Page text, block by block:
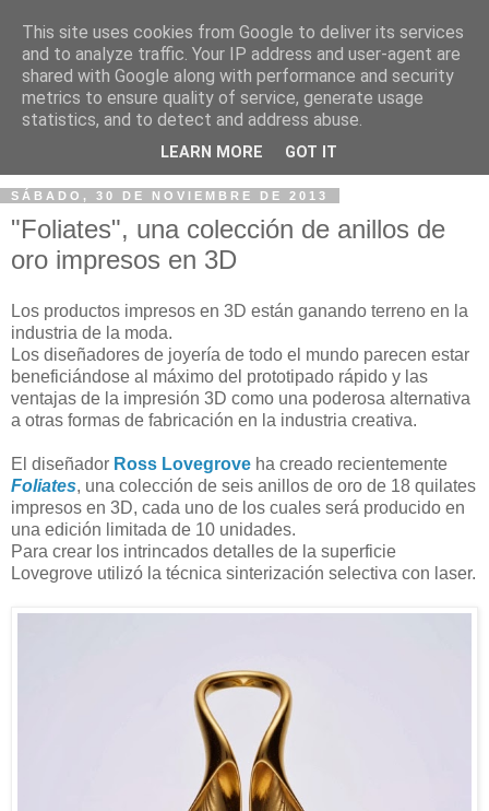
SÁBADO, 30 DE NOVIEMBRE DE 2013
"Foliates", una colección de anillos de
oro impresos en 3D
Los productos impresos en 3D están ganando terreno en la
industria de la moda.
Los diseñadores de joyería de todo el mundo parecen estar
beneficiándose al máximo del prototipado rápido y las
ventajas de la impresión 3D como una poderosa alternativa
a otras formas de fabricación en la industria creativa.
El diseñador Ross Lovegrove ha creado recientemente
Foliates, una colección de seis anillos de oro de 18 quilates
impresos en 3D, cada uno de los cuales será producido en
una edición limitada de 10 unidades.
Para crear los intrincados detalles de la superficie
Lovegrove utilizó la técnica sinterización selectiva con laser.
This site uses cookies from Google to deliver its services
and to analyze traffic. Your IP address and user-agent are
shared with Google along with performance and security
metrics to ensure quality of service, generate usage
statistics, and to detect and address abuse.
LEARN MORE GOT IT